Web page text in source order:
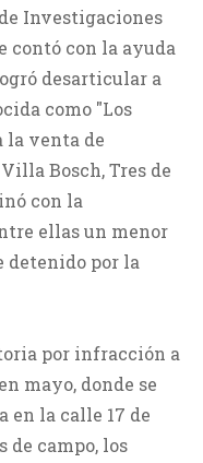
Investigaciones
contó con la ayuda
desarticular a
como "Los
la venta de
Bosch, Tres de
con la
ellas un menor
detenido por la
por infracción a
mayo, donde se
en la calle 17 de
de campo, los